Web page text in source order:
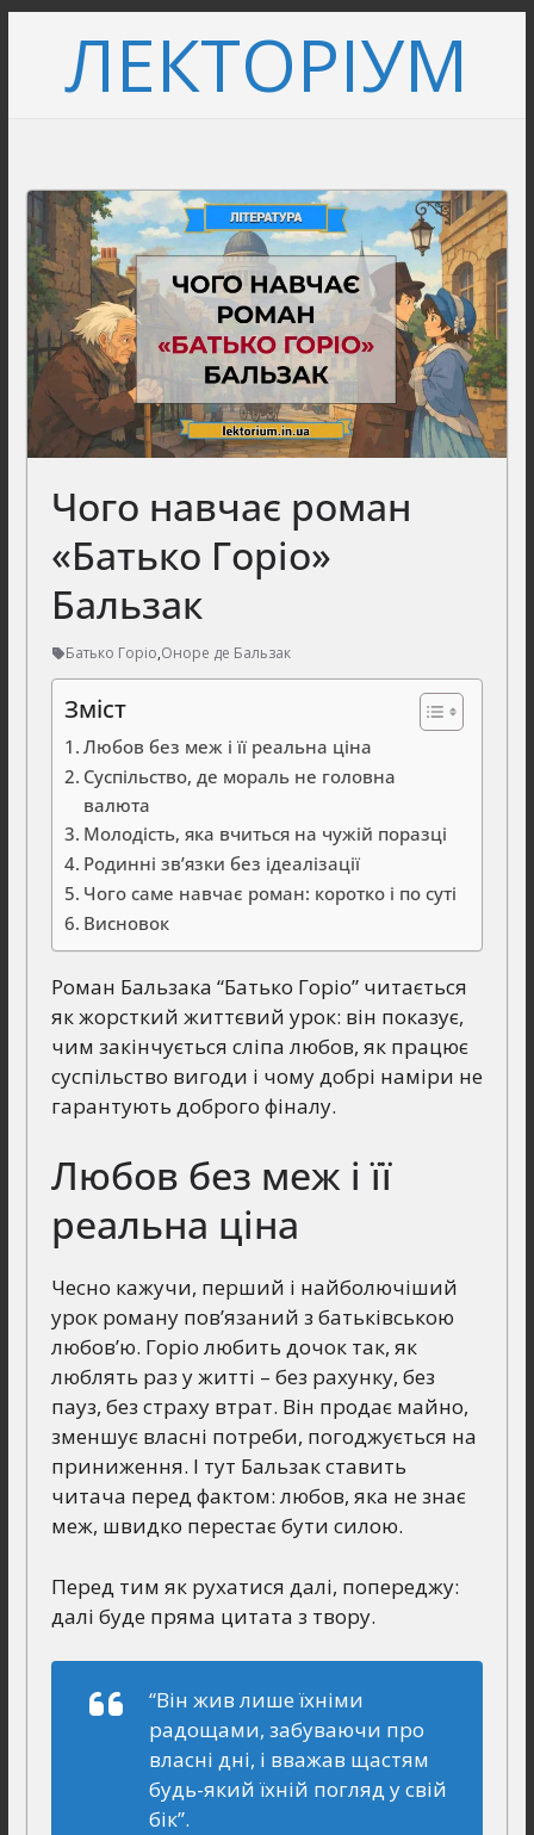
вмістуЛЕКТОРІУМ
Чого навчає роман
«Батько Горіо»
Бальзак
Батько Горіо,Оноре де Бальзак
Зміст
Любов без меж і її реальна ціна
Суспільство, де мораль не головна
валюта
Молодість, яка вчиться на чужій поразці
Родинні зв’язки без ідеалізації
Чого саме навчає роман: коротко і по суті
Висновок
Роман Бальзака “Батько Горіо” читається
як жорсткий життєвий урок: він показує,
чим закінчується сліпа любов, як працює
суспільство вигоди і чому добрі наміри не
гарантують доброго фіналу.
Любов без меж і її
реальна ціна
Чесно кажучи, перший і найболючіший
урок роману пов’язаний з батьківською
любов’ю. Горіо любить дочок так, як
люблять раз у житті – без рахунку, без
пауз, без страху втрат. Він продає майно,
зменшує власні потреби, погоджується на
приниження. І тут Бальзак ставить
читача перед фактом: любов, яка не знає
меж, швидко перестає бути силою.
Перед тим як рухатися далі, попереджу:
далі буде пряма цитата з твору.
“Він жив лише їхніми
радощами, забуваючи про
власні дні, і вважав щастям
будь-який їхній погляд у свій
бік”.